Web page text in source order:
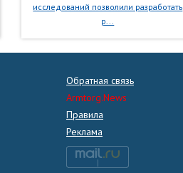
исследований позволили разработать
р...
Обратная связь
Armtorg.News
Правила
Реклама